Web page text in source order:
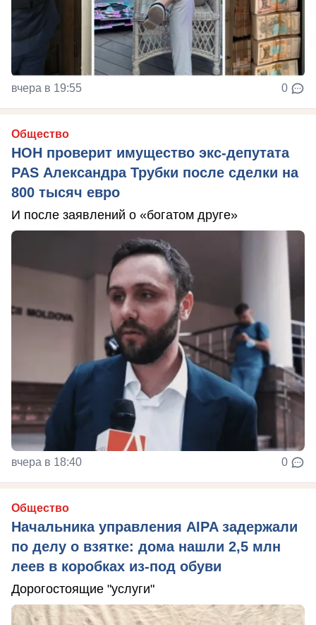
вчера в 19:55 0
Общество
НОН проверит имущество экс-депутата
PAS Александра Трубки после сделки на
800 тысяч евро
И после заявлений о «богатом друге»
вчера в 18:40 0
Общество
Начальника управления AIPA задержали
по делу о взятке: дома нашли 2,5 млн
леев в коробках из-под обуви
Дорогостоящие "услуги"